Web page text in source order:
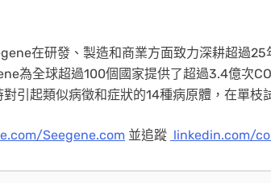
在研發、製造和商業方面致力深耕超過25
為全球超過100個國家提供了超過3.4億次
引起類似病徵和症狀的14種病原體，在單枝
Seegene.com 並追蹤 linkedin.com/